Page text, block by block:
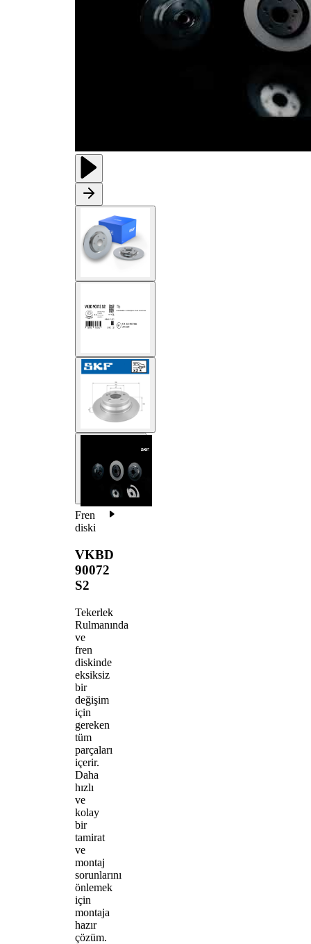
Fren
diski
VKBD
90072
S2
Tekerlek
Rulmanında
ve
fren
diskinde
eksiksiz
bir
değişim
için
gereken
tüm
parçaları
içerir.
Daha
hızlı
ve
kolay
bir
tamirat
ve
montaj
sorunlarını
önlemek
için
montaja
hazır
çözüm.